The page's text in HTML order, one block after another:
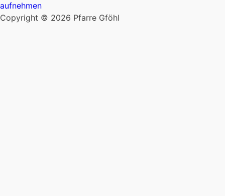
aufnehmen
Copyright © 2026 Pfarre Gföhl